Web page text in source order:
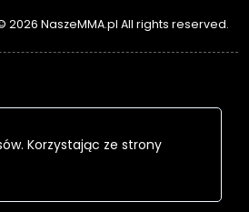
2026 NaszeMMA.pl All rights reserved.
Korzystając ze strony